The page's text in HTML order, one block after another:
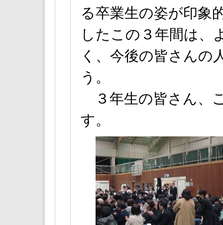
る卒業生の姿が印象
したこの３年間は、
く、今後の皆さんの
う。
３年生の皆さん、
す。